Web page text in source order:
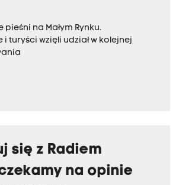
pieśni na Małym Rynku.
i turyści wzięli udział w kolejnej
się z Radiem
na opinie